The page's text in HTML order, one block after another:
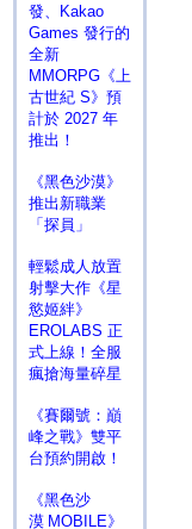
發、Kakao
Games 發行的
全新
MMORPG《上
古世紀 S》預
計於 2027 年
推出！
《黑色沙漠》
推出新職業
「探員」
輕鬆成人放置
射擊大作《星
慾姬絆》
EROLABS 正
式上線！全服
瘋搶海量碎星
《賽爾號：巔
峰之戰》雙平
台預約開啟！
《黑色沙
漠 MOBILE》